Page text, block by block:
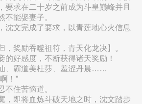
要求在二十岁之前成为斗皇巅峰并且
不能娶妻子。
沈文完成了要求，以青莲地心火信息
，奖励吞噬祖符，青天化龙决】。
的好感度，不断获得诸天奖励！
、霸道美杜莎、羞涩丹晨……
！”
不住苦恼道。
，即将血炼斗破天地之时，沈文踏步